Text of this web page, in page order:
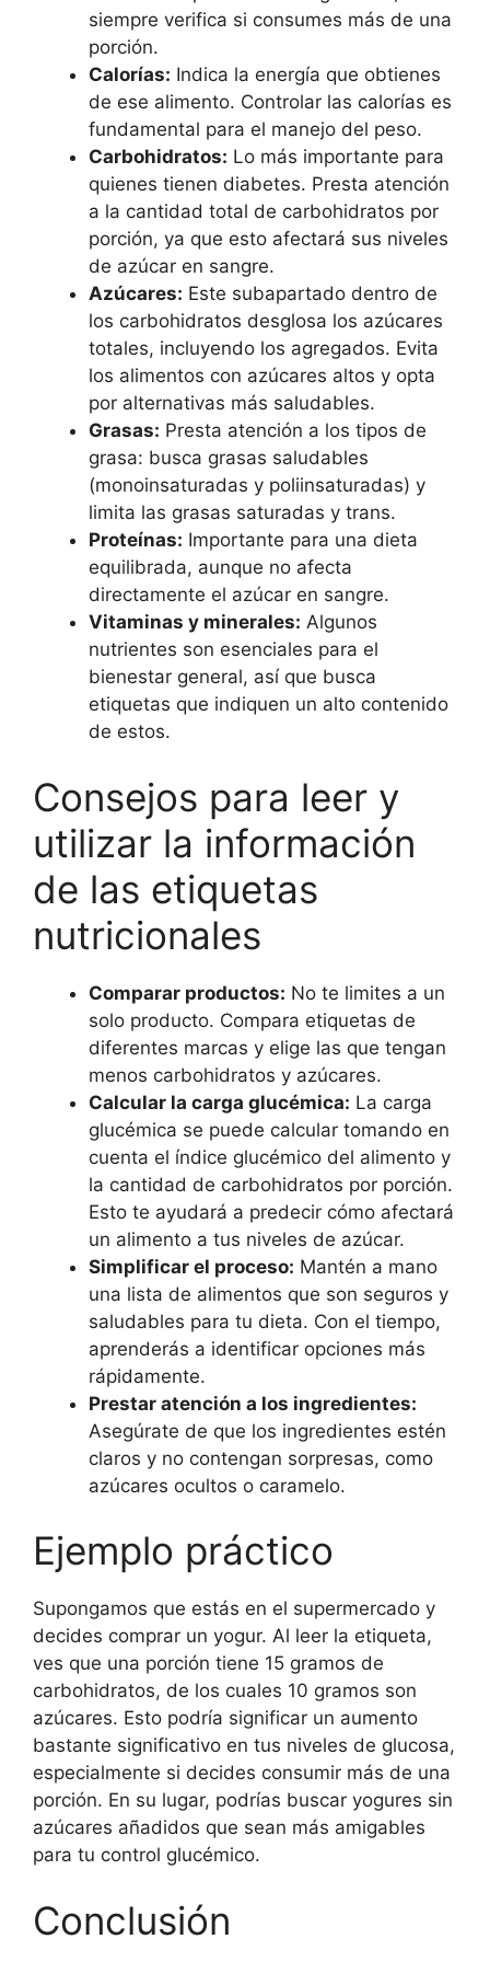
siempre verifica si consumes más de una
porción.
Calorías: Indica la energía que obtienes
de ese alimento. Controlar las calorías es
fundamental para el manejo del peso.
Carbohidratos: Lo más importante para
quienes tienen diabetes. Presta atención
a la cantidad total de carbohidratos por
porción, ya que esto afectará sus niveles
de azúcar en sangre.
Azúcares: Este subapartado dentro de
los carbohidratos desglosa los azúcares
totales, incluyendo los agregados. Evita
los alimentos con azúcares altos y opta
por alternativas más saludables.
Grasas: Presta atención a los tipos de
grasa: busca grasas saludables
(monoinsaturadas y poliinsaturadas) y
limita las grasas saturadas y trans.
Proteínas: Importante para una dieta
equilibrada, aunque no afecta
directamente el azúcar en sangre.
Vitaminas y minerales: Algunos
nutrientes son esenciales para el
bienestar general, así que busca
etiquetas que indiquen un alto contenido
de estos.
Consejos para leer y
utilizar la información
de las etiquetas
nutricionales
Comparar productos: No te limites a un
solo producto. Compara etiquetas de
diferentes marcas y elige las que tengan
menos carbohidratos y azúcares.
Calcular la carga glucémica: La carga
glucémica se puede calcular tomando en
cuenta el índice glucémico del alimento y
la cantidad de carbohidratos por porción.
Esto te ayudará a predecir cómo afectará
un alimento a tus niveles de azúcar.
Simplificar el proceso: Mantén a mano
una lista de alimentos que son seguros y
saludables para tu dieta. Con el tiempo,
aprenderás a identificar opciones más
rápidamente.
Prestar atención a los ingredientes:
Asegúrate de que los ingredientes estén
claros y no contengan sorpresas, como
azúcares ocultos o caramelo.
Ejemplo práctico
Supongamos que estás en el supermercado y
decides comprar un yogur. Al leer la etiqueta,
ves que una porción tiene 15 gramos de
carbohidratos, de los cuales 10 gramos son
azúcares. Esto podría significar un aumento
bastante significativo en tus niveles de glucosa,
especialmente si decides consumir más de una
porción. En su lugar, podrías buscar yogures sin
azúcares añadidos que sean más amigables
para tu control glucémico.
Conclusión